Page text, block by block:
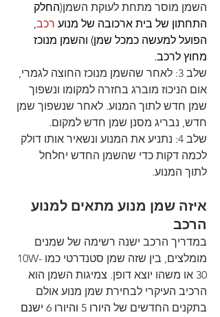
השמן מוסר מתחת לעוקת השמן(החלק
התחתון של בית ארכובה של מנוע רכב,
הפועל למעשה כמכל שמן) והשמן מנוכז
מחוץ לרכב.
שלב 3: לאחר שהשמן מנוכז החוצה לגמרי,
אום הניכוז מוברג בחזרה למקומו ונשפוך
שמן חדש לתוך המנוע. לאחר שנשפוך שמן
חדש, נבריג מסנן שמן חדש למקום.
שלב 4: נתניע את המנוע ונשאיר אותו דולק
לכמה דקות כדי שהשמן החדש יחלחל
לתוך המנוע.
איזה שמן מנוע מתאים למנוע
הרכב
במדריך הרכב ישנה רשימה של שמנים
מומלצים, בין שזה שמן סטנדרטי כמו 10W-
30 או משהו יוצא דופן. צמיגות השמן הוא
הרכיב העיקרי לבחירת שמן מנוע אולם
בתקנים החדשים של
היורו 5 והיורו 6 ישנם